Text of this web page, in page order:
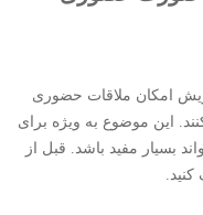
امکان ملاقات حضوری
این موضوع به ویژه برای
بسیار مفید باشد. قبل از